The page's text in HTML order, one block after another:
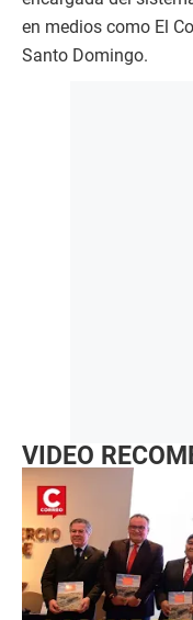
en medios como El
Santo Domingo.
VIDEO